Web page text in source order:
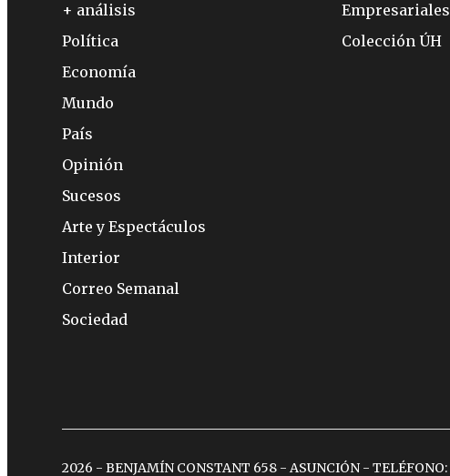
+ análisis
Política
Economía
Mundo
País
Opinión
Sucesos
Arte y Espectáculos
Interior
Correo Semanal
Sociedad
Empresariales
Colección ÚH
2026 - BENJAMÍN CONSTANT 658 - ASUNCIÓN - TELÉFONO: